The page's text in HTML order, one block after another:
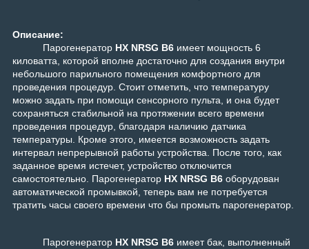
Описание:
Парогенератор HX NRSG B6 имеет мощность 6
киловатта, которой вполне достаточно для создания внутри
небольшого парильного помещения комфортного для
проведения процедур. Стоит отметить, что температуру
можно задать при помощи сенсорного пульта, и она будет
сохраняться стабильной на протяжении всего времени
проведения процедур, благодаря наличию датчика
температуры. Кроме этого, имеется возможность задать
интервал непрерывной работы устройства. После того, как
заданное время истечет, устройство отключится
самостоятельно. Парогенератор HX NRSG B6 оборудован
автоматической промывкой, теперь вам не потребуется
тратить часы своего времени что бы промыть парогенератор.
Парогенератор HX NRSG B6 имеет бак, выполненный